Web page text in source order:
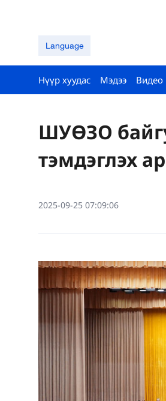
Language
Нүүр хуудас Мэдээ Видео
ШУӨЗО
тэмдэглэх
2025-09-25 07:09:06